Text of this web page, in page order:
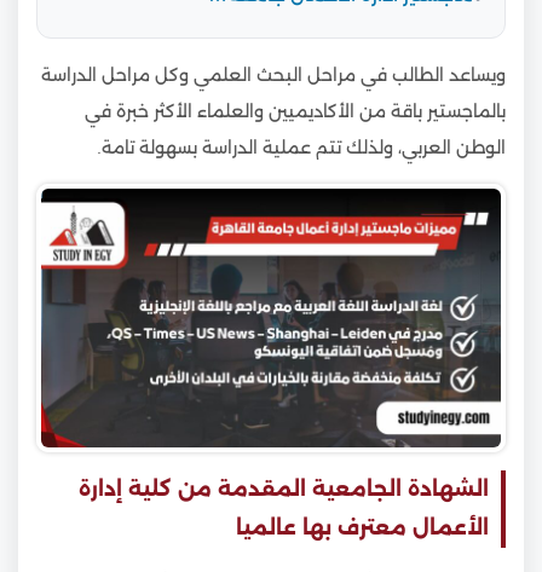
ويساعد الطالب في مراحل البحث العلمي وكل مراحل الدراسة
بالماجستير باقة من الأكاديميين والعلماء الأكثر خبرة في
الوطن العربي، ولذلك تتم عملية الدراسة بسهولة تامة.
الشهادة الجامعية المقدمة من كلية إدارة
الأعمال معترف بها عالميا